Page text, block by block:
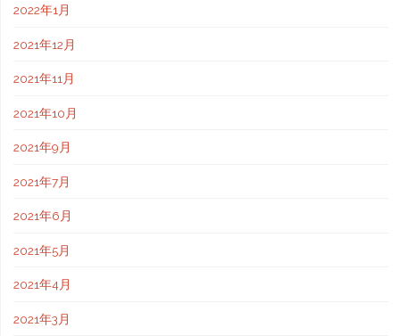
2022年1月
2021年12月
2021年11月
2021年10月
2021年9月
2021年7月
2021年6月
2021年5月
2021年4月
2021年3月